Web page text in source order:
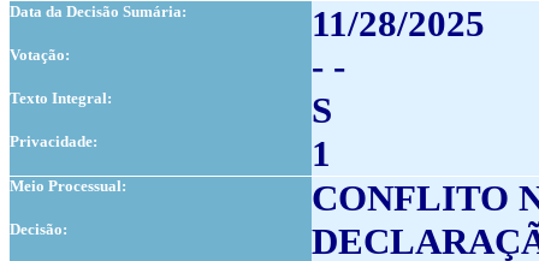
Data da Decisão Sumária: 11/28/2025
Votação: - -
Texto Integral: S
Privacidade: 1
Meio Processual: CONFLITO
Decisão: